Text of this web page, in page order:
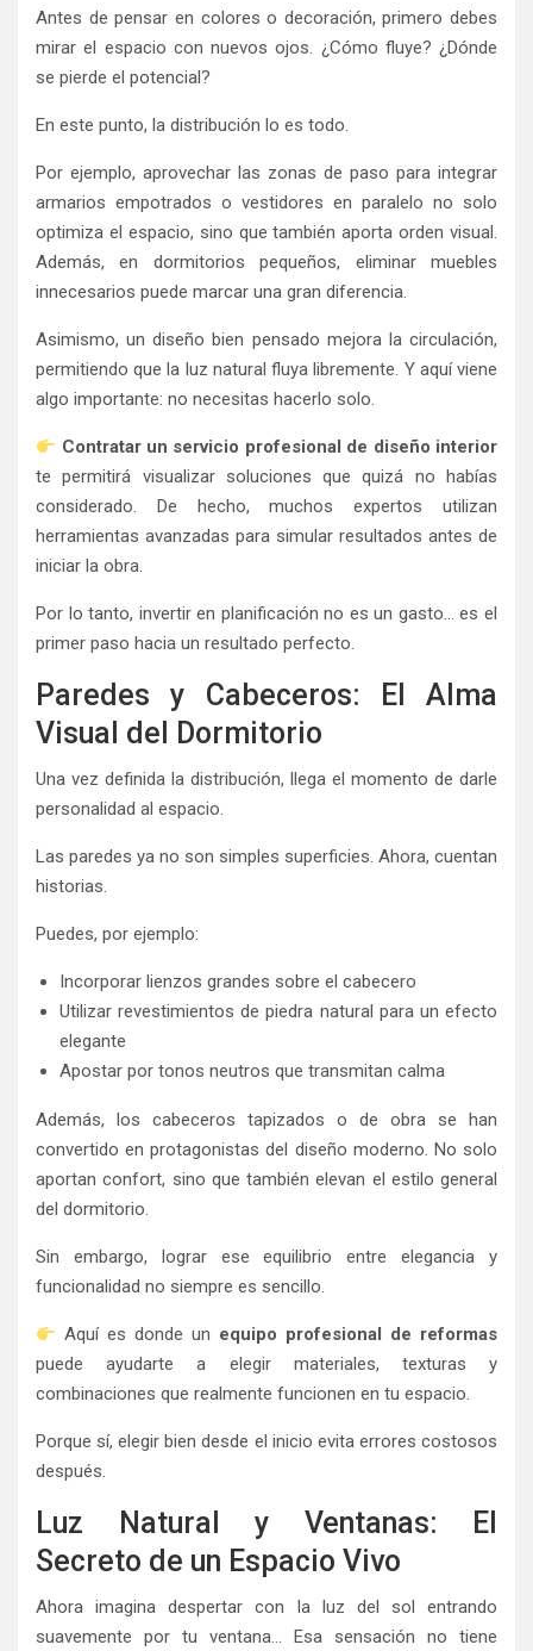
Antes de pensar en colores o decoración, primero debes
mirar el espacio con nuevos ojos. ¿Cómo fluye? ¿Dónde
se pierde el potencial?
En este punto, la distribución lo es todo.
Por ejemplo, aprovechar las zonas de paso para integrar
armarios empotrados o vestidores en paralelo no solo
optimiza el espacio, sino que también aporta orden visual.
Además, en dormitorios pequeños, eliminar muebles
innecesarios puede marcar una gran diferencia.
Asimismo, un diseño bien pensado mejora la circulación,
permitiendo que la luz natural fluya libremente. Y aquí viene
algo importante: no necesitas hacerlo solo.
Contratar un servicio profesional de diseño interior
te permitirá visualizar soluciones que quizá no habías
considerado. De hecho, muchos expertos utilizan
herramientas avanzadas para simular resultados antes de
iniciar la obra.
Por lo tanto, invertir en planificación no es un gasto… es el
primer paso hacia un resultado perfecto.
Paredes y Cabeceros: El Alma
Visual del Dormitorio
Una vez definida la distribución, llega el momento de darle
personalidad al espacio.
Las paredes ya no son simples superficies. Ahora, cuentan
historias.
Puedes, por ejemplo:
Incorporar lienzos grandes sobre el cabecero
Utilizar revestimientos de piedra natural para un efecto
elegante
Apostar por tonos neutros que transmitan calma
Además, los cabeceros tapizados o de obra se han
convertido en protagonistas del diseño moderno. No solo
aportan confort, sino que también elevan el estilo general
del dormitorio.
Sin embargo, lograr ese equilibrio entre elegancia y
funcionalidad no siempre es sencillo.
Aquí es donde un equipo profesional de reformas
puede ayudarte a elegir materiales, texturas y
combinaciones que realmente funcionen en tu espacio.
Porque sí, elegir bien desde el inicio evita errores costosos
después.
Luz Natural y Ventanas: El
Secreto de un Espacio Vivo
Ahora imagina despertar con la luz del sol entrando
suavemente por tu ventana… Esa sensación no tiene